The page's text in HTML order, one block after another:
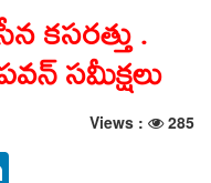
కసరత్తు .
సమీక్షలు
Views :
285